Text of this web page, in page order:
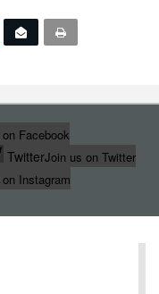
Facebook
TwitterJoin us on Twitter
Instagram